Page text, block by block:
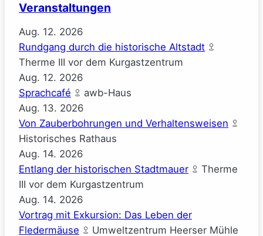
(Josephine
Veranstaltungen
Aug. 12. 2026
Rundgang durch die historische Altstadt
Therme III vor dem Kurgastzentrum
Aug. 12. 2026
Sprachcafé
awb-Haus
Aug. 13. 2026
Von Zauberbohrungen und Verhaltensweisen
Historisches Rathaus
Aug. 14. 2026
Entlang der historischen Stadtmauer
Therme
III vor dem Kurgastzentrum
Aug. 14. 2026
Vortrag mit Exkursion: Das Leben der
Fledermäuse
Umweltzentrum Heerser Mühle